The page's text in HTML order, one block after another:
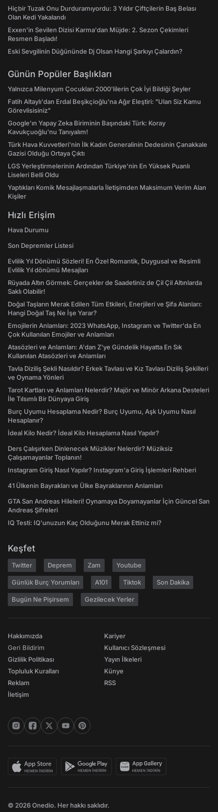
Hiçbir Tuzak Onu Durduramıyordu: 3 Yıldır Çiftçilerin Baş Belası
Olan Kedi Yakalandı
Exxen'in Sevilen Dizisi Karma'dan Müjde: 2. Sezon Çekimleri
Resmen Başladı!
Eski Sevgilinin Düğününde Dj Olsan Hangi Şarkıyı Çalardın?
Günün Popüler Başlıkları
Yalnızca Milenyum Çocukları 2000'lilerin Çok İyi Bildiği Şeyler
Fatih Altaylı'dan Erdal Beşikçioğlu'na Ağır Eleştiri: "Ulan Siz Kamu
Görevlisisiniz"
Google'ın Yapay Zeka Biriminin Başındaki Türk: Koray
Kavukçuoğlu'nu Tanıyalım!
Türk Hava Kuvvetleri'nin İlk Kadın Generalinin Dedesinin Çanakkale
Gazisi Olduğu Ortaya Çıktı
LGS Yerleştirmelerinin Ardından Türkiye'nin En Yüksek Puanlı
Liseleri Belli Oldu
Yaptıkları Komik Mesajlaşmalarla İletişimden Maksimum Verim Alan
Kişiler
Hızlı Erişim
Hava Durumu
Son Depremler Listesi
Evlilik Yıl Dönümü Sözleri! En Özel Romantik, Duygusal ve Resimli
Evlilik Yıl dönümü Mesajları
Rüyada Altın Görmek: Gerçekler de Saadetiniz de Çil Çil Altınlarda
Saklı Olabilir!
Doğal Taşların Merak Edilen Tüm Etkileri, Enerjileri ve Şifa Alanları:
Hangi Doğal Taş Ne İşe Yarar?
Emojilerin Anlamları: 2023 WhatsApp, Instagram ve Twitter'da En
Çok Kullanılan Emojiler ve Anlamları
Atasözleri ve Anlamları: A'dan Z'ye Gündelik Hayatta En Sık
Kullanılan Atasözleri ve Anlamları
Tavla Diziliş Şekli Nasıldır? Erkek Tavlası ve Kız Tavlası Diziliş Şekilleri
ve Oynama Yönleri
Tarot Kartları ve Anlamları Nelerdir? Majör ve Minör Arkana Desteleri
İle Tılsımlı Bir Dünyaya Giriş
Burç Uyumu Hesaplama Nedir? Burç Uyumu, Aşk Uyumu Nasıl
Hesaplanır?
İdeal Kilo Nedir? İdeal Kilo Hesaplama Nasıl Yapılır?
Ders Çalışırken Dinlenecek Müzikler Nelerdir? Müziksiz
Çalışamayanlar Toplanın!
Instagram Giriş Nasıl Yapılır? Instagram'a Giriş İşlemleri Rehberi
41 Ülkenin Bayrakları ve Ülke Bayraklarının Anlamları
GTA San Andreas Hileleri! Oynamaya Doyamayanlar İçin Güncel San
Andreas Şifreleri
IQ Testi: IQ'unuzun Kaç Olduğunu Merak Ettiniz mi?
Keşfet
Twitter Deprem Zam Youtube
Günlük Burç Yorumları A101 Tiktok Son Dakika
Bugün Ne Pişirsem Gezilecek Yerler
Hakkımızda
Geri Bildirim
Gizlilik Politikası
Topluluk Kuralları
Reklam
İletişim
Kariyer
Kullanıcı Sözleşmesi
Yayın İlkeleri
Künye
RSS
© 2026 Onedio. Her hakkı saklıdır.